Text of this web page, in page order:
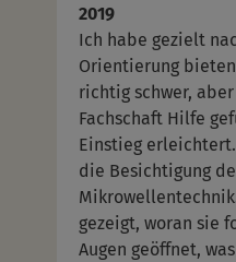
2019
Ich habe gezielt
Orientierung
richtig schwer,
Fachschaft Hilfe
Einstieg
die Besichtigung
gezeigt, woran sie
Augen geöffnet,